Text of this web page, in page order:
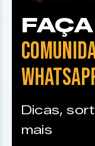
Dicas,
mais